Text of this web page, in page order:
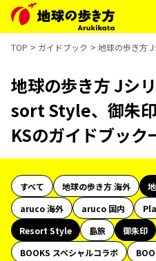
TOP ガイドブック 地球の歩き方
地球の歩き方 Jシ
sort Style、御朱
KSのガイドブック
すべて 地球の歩き方 海外
aruco 海外
aruco 国内
Resort Style
島旅 御朱印
BOOKS スペシャルコラボ